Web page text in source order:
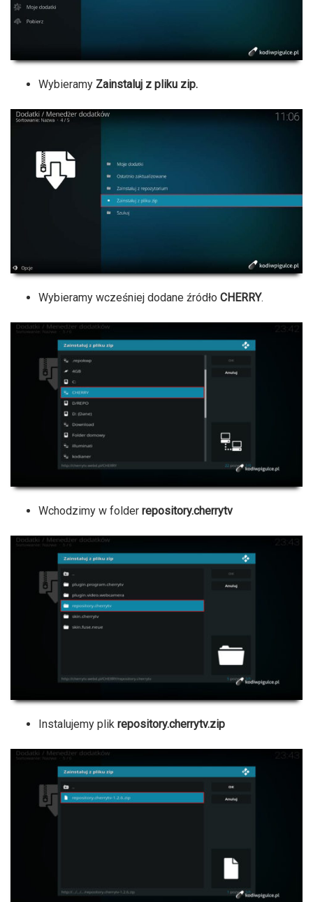
Wybieramy Zainstaluj z pliku zip.
Wybieramy wcześniej dodane źródło CHERRY.
Wchodzimy w folder repository.cherrytv
Instalujemy plik repository.cherrytv.zip